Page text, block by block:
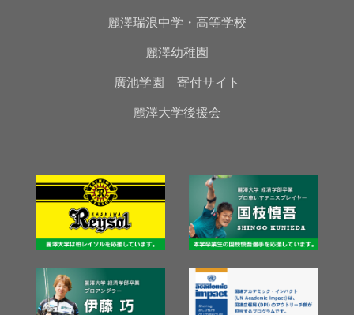
麗澤瑞浪中学・高等学校
麗澤幼稚園
廣池学園 寄付サイト
麗澤大学後援会